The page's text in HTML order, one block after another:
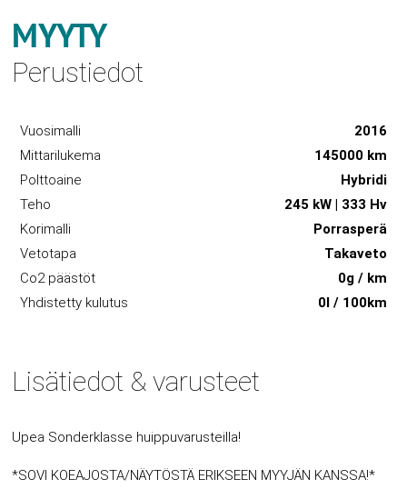
MYYTY
Perustiedot
Vuosimalli
2016
Mittarilukema
145000 km
Polttoaine
Hybridi
Teho
245 kW | 333 Hv
Korimalli
Porrasperä
Vetotapa
Takaveto
Co2 päästöt
0g / km
Yhdistetty kulutus
0l / 100km
Lisätiedot & varusteet
Upea Sonderklasse huippuvarusteilla!
*SOVI KOEAJOSTA/NÄYTÖSTÄ ERIKSEEN MYYJÄN KANSSA!*